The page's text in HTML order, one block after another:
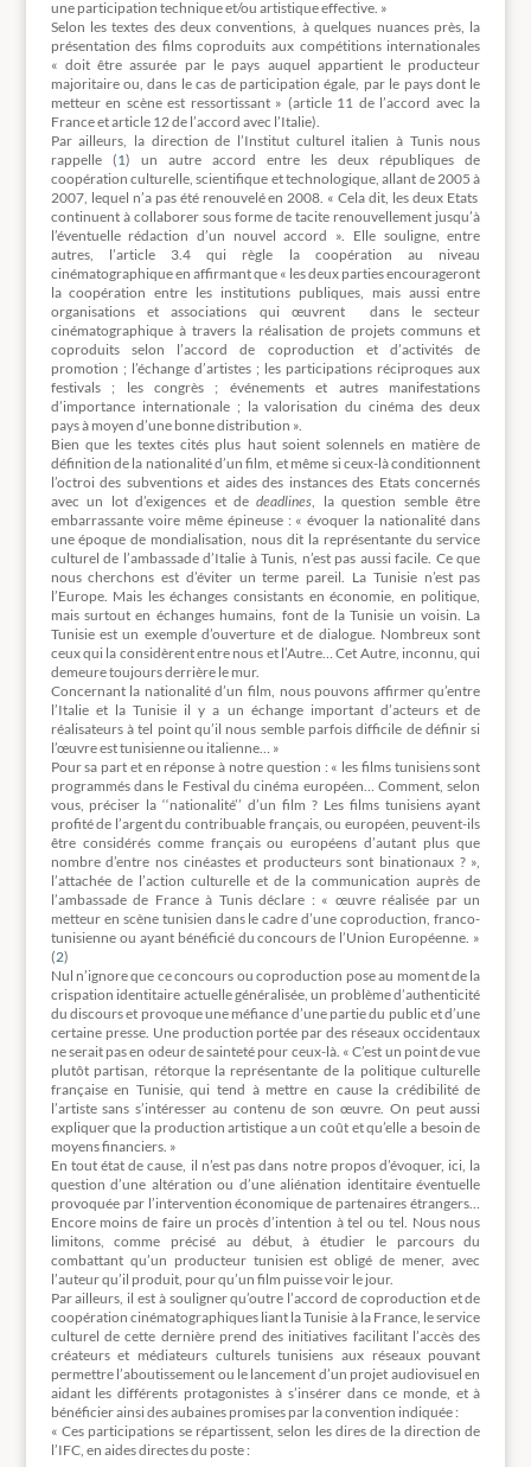
une participation technique et/ou artistique effective. »
Selon les textes des deux conventions, à quelques nuances près, la
présentation des films coproduits aux compétitions internationales
« doit être assurée par le pays auquel appartient le producteur
majoritaire ou, dans le cas de participation égale, par le pays dont le
metteur en scène est ressortissant » (article 11 de l’accord avec la
France et article 12 de l’accord avec l’Italie).
Par ailleurs, la direction de l’Institut culturel italien à Tunis nous
rappelle (1) un autre accord entre les deux républiques de
coopération culturelle, scientifique et technologique, allant de 2005 à
2007, lequel n’a pas été renouvelé en 2008. « Cela dit, les deux Etats
continuent à collaborer sous forme de tacite renouvellement jusqu’à
l’éventuelle rédaction d’un nouvel accord ». Elle souligne, entre
autres, l’article 3.4 qui règle la coopération au niveau
cinématographique en affirmant que « les deux parties encourageront
la coopération entre les institutions publiques, mais aussi entre
organisations et associations qui œuvrent dans le secteur
cinématographique à travers la réalisation de projets communs et
coproduits selon l’accord de coproduction et d’activités de
promotion ; l’échange d’artistes ; les participations réciproques aux
festivals ; les congrès ; événements et autres manifestations
d’importance internationale ; la valorisation du cinéma des deux
pays à moyen d’une bonne distribution ».
Bien que les textes cités plus haut soient solennels en matière de
définition de la nationalité d’un film, et même si ceux-là conditionnent
l’octroi des subventions et aides des instances des Etats concernés
avec un lot d’exigences et dedeadlines, la question semble être
embarrassante voire même épineuse : « évoquer la nationalité dans
une époque de mondialisation, nous dit la représentante du service
culturel de l’ambassade d’Italie à Tunis, n’est pas aussi facile. Ce que
nous cherchons est d’éviter un terme pareil. La Tunisie n’est pas
l’Europe. Mais les échanges consistants en économie, en politique,
mais surtout en échanges humains, font de la Tunisie un voisin. La
Tunisie est un exemple d’ouverture et de dialogue. Nombreux sont
ceux qui la considèrent entre nous et l’Autre… Cet Autre, inconnu, qui
demeure toujours derrière le mur.
Concernant la nationalité d’un film, nous pouvons affirmer qu’entre
l’Italie et la Tunisie il y a un échange important d’acteurs et de
réalisateurs à tel point qu’il nous semble parfois difficile de définir si
l’œuvre est tunisienne ou italienne… »
Pour sa part et en réponse à notre question : « les films tunisiens sont
programmés dans le Festival du cinéma européen… Comment, selon
vous, préciser la ‘‘nationalité’’ d’un film ? Les films tunisiens ayant
profité de l’argent du contribuable français, ou européen, peuvent-ils
être considérés comme français ou européens d’autant plus que
nombre d’entre nos cinéastes et producteurs sont binationaux ? »,
l’attachée de l’action culturelle et de la communication auprès de
l’ambassade de France à Tunis déclare : « œuvre réalisée par un
metteur en scène tunisien dans le cadre d’une coproduction, franco-
tunisienne ou ayant bénéficié du concours de l’Union Européenne. »
(2)
Nul n’ignore que ce concours ou coproduction pose au moment de la
crispation identitaire actuelle généralisée, un problème d’authenticité
du discours et provoque une méfiance d’une partie du public et d’une
certaine presse. Une production portée par des réseaux occidentaux
ne serait pas en odeur de sainteté pour ceux-là. « C’est un point de vue
plutôt partisan, rétorque la représentante de la politique culturelle
française en Tunisie, qui tend à mettre en cause la crédibilité de
l’artiste sans s’intéresser au contenu de son œuvre. On peut aussi
expliquer que la production artistique a un coût et qu’elle a besoin de
moyens financiers. »
En tout état de cause, il n’est pas dans notre propos d’évoquer, ici, la
question d’une altération ou d’une aliénation identitaire éventuelle
provoquée par l’intervention économique de partenaires étrangers…
Encore moins de faire un procès d’intention à tel ou tel. Nous nous
limitons, comme précisé au début, à étudier le parcours du
combattant qu’un producteur tunisien est obligé de mener, avec
l’auteur qu’il produit, pour qu’un film puisse voir le jour.
Par ailleurs, il est à souligner qu’outre l’accord de coproduction et de
coopération cinématographiques liant la Tunisie à la France, le service
culturel de cette dernière prend des initiatives facilitant l’accès des
créateurs et médiateurs culturels tunisiens aux réseaux pouvant
permettre l’aboutissement ou le lancement d’un projet audiovisuel en
aidant les différents protagonistes à s’insérer dans ce monde, et à
bénéficier ainsi des aubaines promises par la convention indiquée :
« Ces participations se répartissent, selon les dires de la direction de
l’IFC, en aides directes du poste :